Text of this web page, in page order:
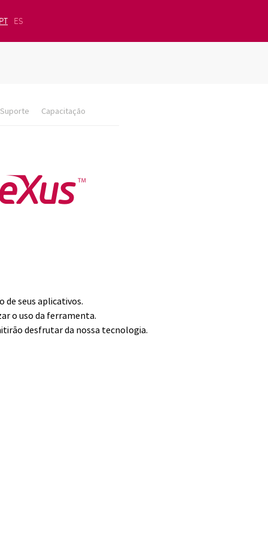
ES
Suporte Capacitação
de seus aplicativos.
o uso da ferramenta.
desfrutar da nossa tecnologia.